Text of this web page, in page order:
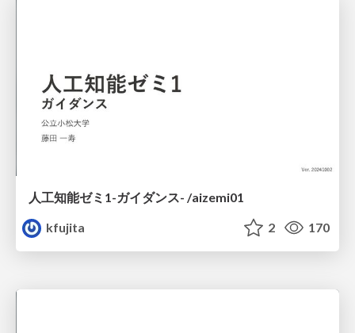
人工知能ゼミ1-ガイダンス- /aizemi01
kfujita
2 170